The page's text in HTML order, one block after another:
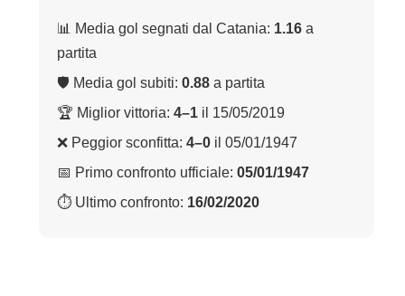
📊 Media gol segnati dal Catania: 1.16 a
partita
🛡 Media gol subiti: 0.88 a partita
🏆 Miglior vittoria: 4–1 il 15/05/2019
❌ Peggior sconfitta: 4–0 il 05/01/1947
📅 Primo confronto ufficiale: 05/01/1947
⏱ Ultimo confronto: 16/02/2020